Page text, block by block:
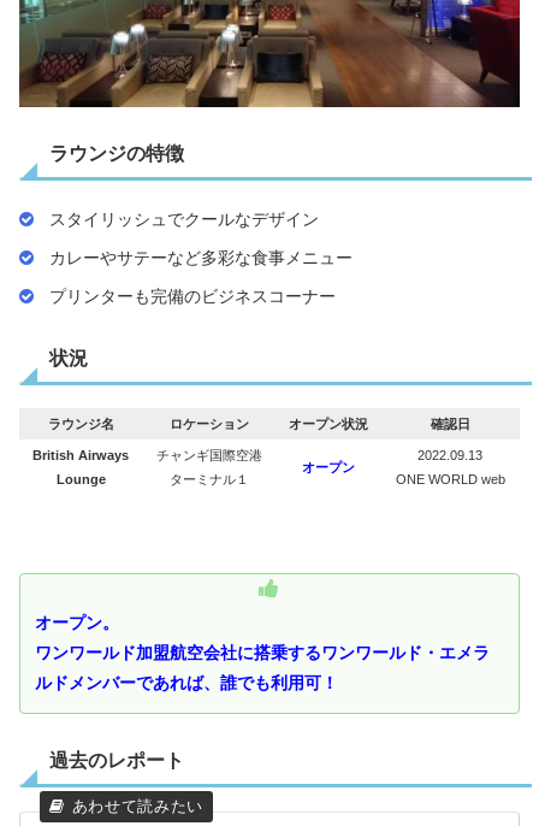
ラウンジの特徴
スタイリッシュでクールなデザイン
カレーやサテーなど多彩な食事メニュー
プリンターも完備のビジネスコーナー
状況
ラウンジ名 ロケーション オープン状況 確認日
British Airways
Lounge
チャンギ国際空港
ターミナル１
オープン
2022.09.13
ONE WORLD web
オープン。
ワンワールド加盟航空会社に搭乗するワンワールド・エメラ
ルドメンバーであれば、誰でも利用可！
過去のレポート